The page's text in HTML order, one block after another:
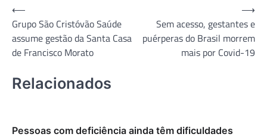
Navegação
de
Post
⟵
Grupo São Cristóvão Saúde
assume gestão da Santa Casa
de Francisco Morato
Sem acesso, gestantes e
puérperas do Brasil morrem
mais por Covid-19
⟶
Relacionados
Pessoas com deficiência ainda têm dificuldades